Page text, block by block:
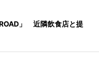
」 近隣飲食店と提